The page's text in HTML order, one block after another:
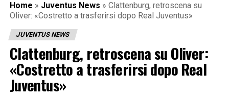
Home » Juventus News » Clattenburg, retroscena su
Oliver: «Costretto a trasferirsi dopo Real Juventus»
JUVENTUS NEWS
Clattenburg, retroscena su Oliver:
«Costretto a trasferirsi dopo Real
Juventus»